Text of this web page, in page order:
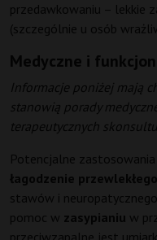
przedawkowaniu – lekkie
(szczególnie u osób
Medyczne i
Informacje poniżej mają
stanowią porady
terapeutycznych
Potencjalne zastosowania
łagodzenie
stawów i
pomoc w zasypianiu w